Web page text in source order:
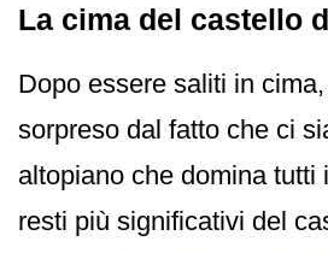
La cima del castello
Dopo essere saliti in
sorpreso dal fatto che ci
altopiano che domina tutti
resti più significativi del